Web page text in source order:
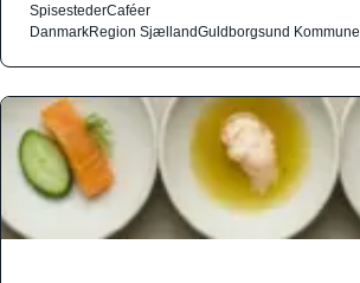
SpisestederCaféer
DanmarkRegion SjællandGuldborgsund Kommune